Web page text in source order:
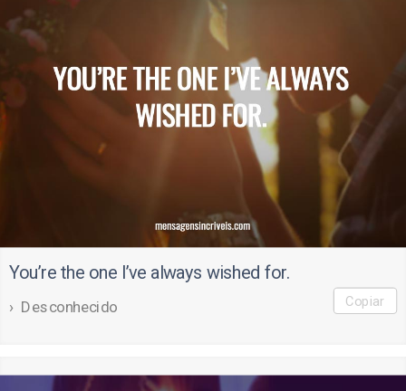
You’re the one I’ve always wished for.
Desconhecido Copiar